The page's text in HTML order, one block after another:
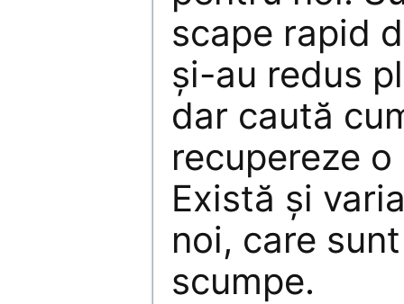
scape rapid
şi-au redus
dar caută
recupereze
Există şi
noi, care
scumpe.